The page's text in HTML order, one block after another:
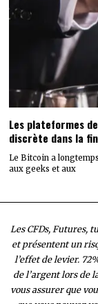
Les plateformes
discrète dans la
Le Bitcoin a
aux geeks et aux
Les CFDs, Futures,
et présentent un
l’effet de levier.
de l’argent lors de
vous assurer que